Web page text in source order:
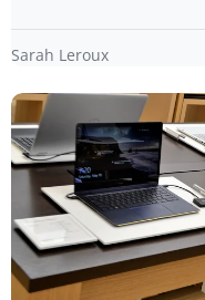
Sarah Leroux